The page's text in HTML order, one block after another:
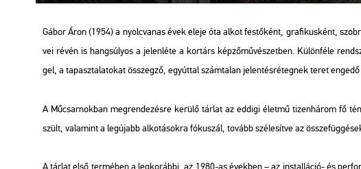
Gábor Áron (1954) a nyolc­va­nas évek eleje óta alkot fes­tő­ként, gra­fi­kus­ként,
vei révén is hang­sú­lyos a je­len­lé­te a kor­társ kép­ző­mű­vé­szet­ben. Kü­lön­fé­le
gel, a ta­pasz­ta­la­to­kat összeg­ző, egy­út­tal szám­ta­lan je­len­tés­ré­teg­nek teret
A Mű­csar­nok­ban meg­ren­de­zés­re ke­rü­lő tár­lat az ed­di­gi élet­mű ti­zen­há­rom fő
szült, va­la­mint a leg­újabb al­ko­tá­sok­ra fó­kusz­ál, to­vább szé­le­sít­ve az